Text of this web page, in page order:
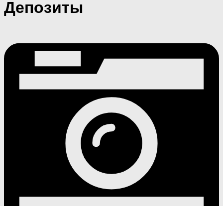
Депозиты